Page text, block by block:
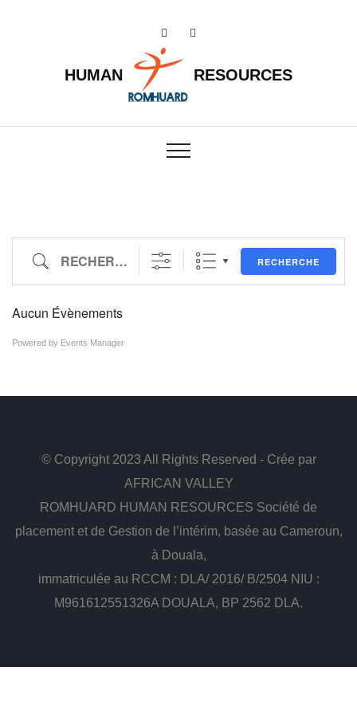
HUMAN RESOURCES
Recherche RECHERCHE
Aucun Évènements
Powered by Events Manager
© Copyright 2023 All Rights Reserved - Crée par
AFRICAN VALLEY
ROMHUARD HUMAN RESOURCES Société de
placement et de Gestion de l’intérim, basée au Cameroun,
à Douala,
immatriculée au RCCM : DLA/ 2016/ B/2504 NIU :
M961612551326A DOUALA, BP 2562 DLA.